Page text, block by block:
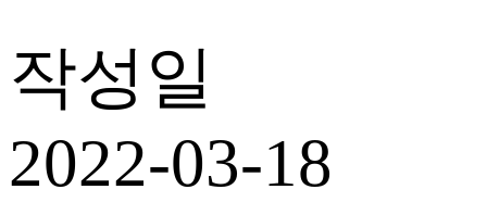
작성일
2022-03-18